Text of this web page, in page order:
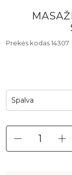
Prekės kodas 14307
Spalva